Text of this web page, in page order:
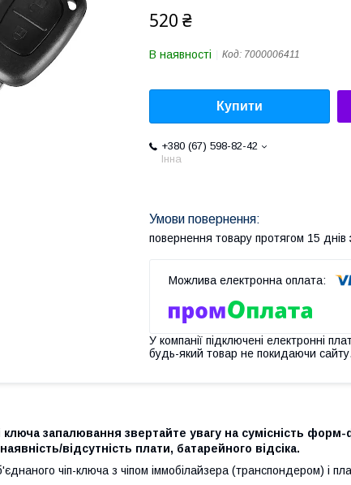
520 ₴
В наявності Код: 7000006411
Купити
+380 (67) 598-82-42
Інна
повернення товару протягом 15 днів
У компанії підключені електронні
будь-який товар не покидаючи сайту.
ключа запалювання звертайте увагу на сумісність
відсутність плати, батарейного відсіка.
чіп-ключа з чіпом іммобілайзера (транспондером) і